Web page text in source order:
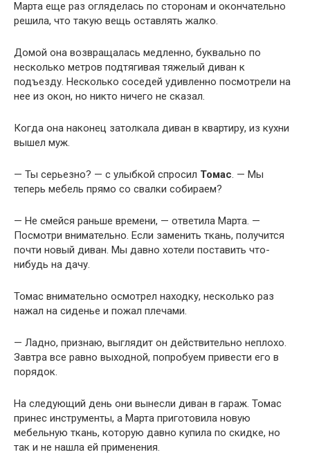
Марта еще раз огляделась по сторонам и окончательно
решила, что такую вещь оставлять жалко.
Домой она возвращалась медленно, буквально по
несколько метров подтягивая тяжелый диван к
подъезду. Несколько соседей удивленно посмотрели на
нее из окон, но никто ничего не сказал.
Когда она наконец затолкала диван в квартиру, из кухни
вышел муж.
— Ты серьезно? — с улыбкой спросил Томас. — Мы
теперь мебель прямо со свалки собираем?
— Не смейся раньше времени, — ответила Марта. —
Посмотри внимательно. Если заменить ткань, получится
почти новый диван. Мы давно хотели поставить что-
нибудь на дачу.
Томас внимательно осмотрел находку, несколько раз
нажал на сиденье и пожал плечами.
— Ладно, признаю, выглядит он действительно неплохо.
Завтра все равно выходной, попробуем привести его в
порядок.
На следующий день они вынесли диван в гараж. Томас
принес инструменты, а Марта приготовила новую
мебельную ткань, которую давно купила по скидке, но
так и не нашла ей применения.